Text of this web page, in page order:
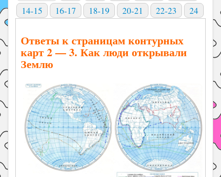
14-15
16-17 18-19 20-21 22-23 24
Ответы к страницам контурных
карт 2 — 3. Как люди открывали
Землю